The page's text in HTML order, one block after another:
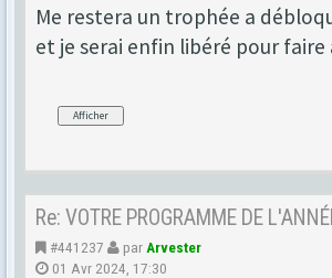
Me restera un trophée a
et je serai enfin libéré pour faire
Re: VOTRE PROGRAMME DE
#441237 par Arvester
01 Avr 2024, 17:30